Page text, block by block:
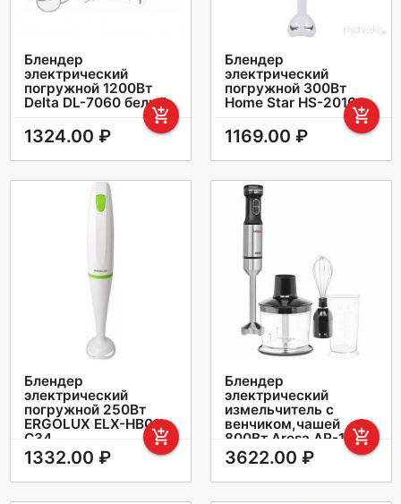
Блендер
электрический
погружной 1200Вт
Delta DL-7060 белый
add_shopping_cart
1324.00 ₽
Блендер
электрический
погружной 300Вт
Home Star HS-2016
add_shopping_cart
1169.00 ₽
Блендер
электрический
погружной 250Вт
ERGOLUX ELX-HB01-
C34
add_shopping_cart
1332.00 ₽
Блендер
электрический
измельчитель с
венчиком,чашей
800Вт Aresa AR-1124
add_shopping_cart
3622.00 ₽